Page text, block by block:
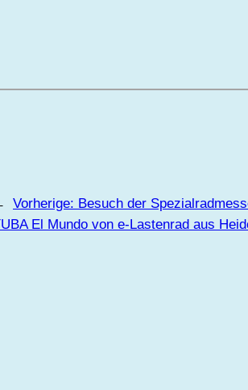
Vorherige: Besuch der
El Mundo von e-Lastenrad aus